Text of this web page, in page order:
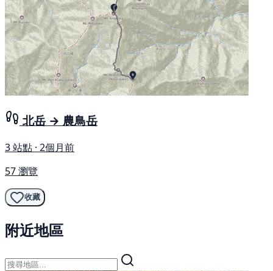
北岳 → 農鳥岳
3 站點 · 2個月前
57 瀏覽
收藏
附近地區